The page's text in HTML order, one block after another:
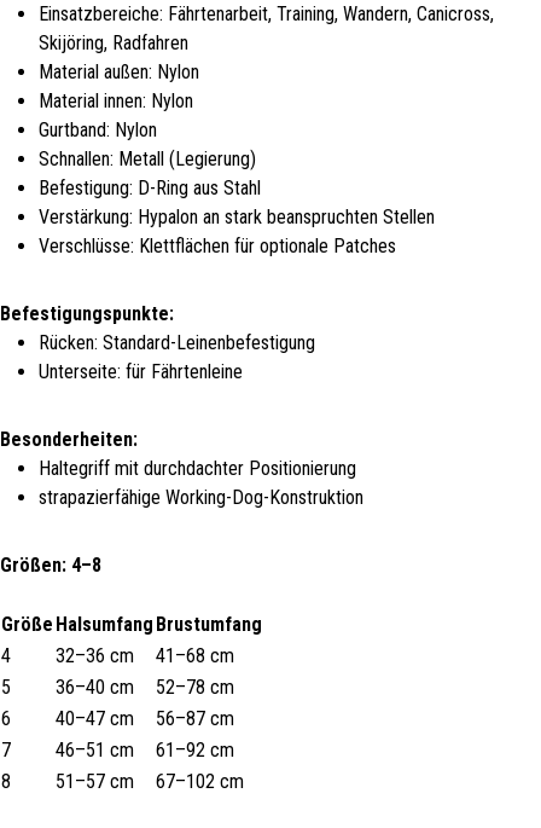
Einsatzbereiche: Fährtenarbeit, Training, Wandern, Canicross,
Skijöring, Radfahren
Material außen: Nylon
Material innen: Nylon
Gurtband: Nylon
Schnallen: Metall (Legierung)
Befestigung: D-Ring aus Stahl
Verstärkung: Hypalon an stark beanspruchten Stellen
Verschlüsse: Klettflächen für optionale Patches
Befestigungspunkte:
Rücken: Standard-Leinenbefestigung
Unterseite: für Fährtenleine
Besonderheiten:
Haltegriff mit durchdachter Positionierung
strapazierfähige Working-Dog-Konstruktion
Größen: 4–8
Größe Halsumfang Brustumfang
4
32–36 cm
41–68 cm
5
36–40 cm
52–78 cm
6
40–47 cm
56–87 cm
7
46–51 cm
61–92 cm
8
51–57 cm 67–102 cm